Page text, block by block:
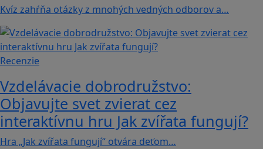
Kvíz zahŕňa otázky z mnohých vedných odborov a…
Recenzie
Vzdelávacie dobrodružstvo:
Objavujte svet zvierat cez
interaktívnu hru Jak zvířata fungují?
Hra „Jak zvířata fungují“ otvára deťom…